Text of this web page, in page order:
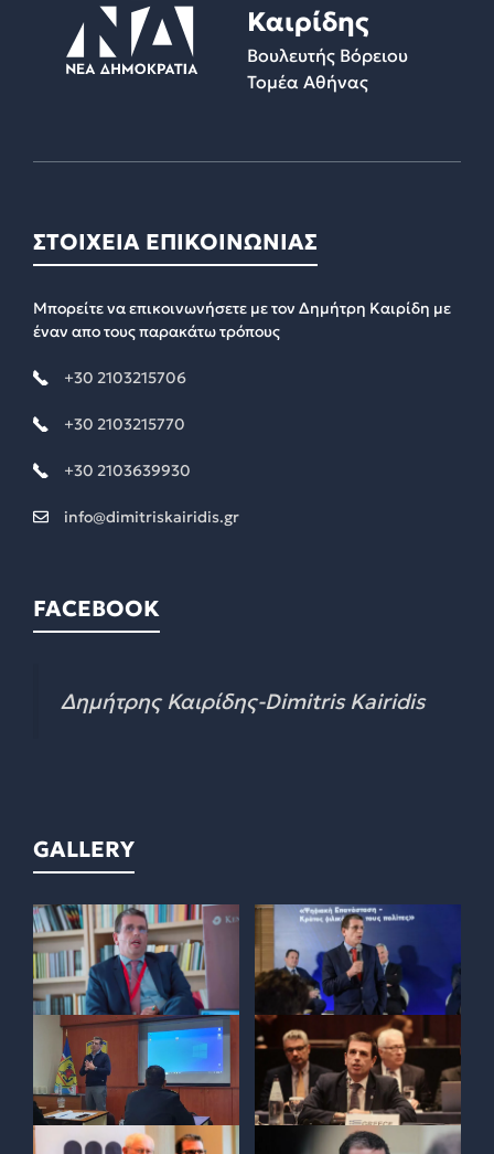
Καιρίδης
Βουλευτής Βόρειου
Τομέα Αθήνας
ΣΤΟΙΧΕΙΑ ΕΠΙΚΟΙΝΩΝΙΑΣ
Μπορείτε να επικοινωνήσετε με τον Δημήτρη Καιρίδη με
έναν απο τους παρακάτω τρόπους
+30 2103215706
+30 2103215770
+30 2103639930
info@dimitriskairidis.gr
FACEBOOK
Δημήτρης Καιρίδης-Dimitris Kairidis
GALLERY